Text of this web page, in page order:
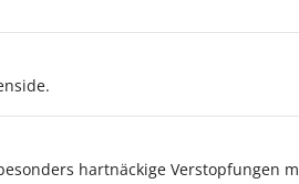
hartnäckige Verstopfungen